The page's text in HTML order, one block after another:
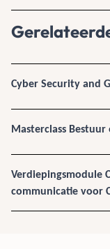
Cyber Security and
Masterclass Bestuur
Verdiepingsmodule
communicatie voor